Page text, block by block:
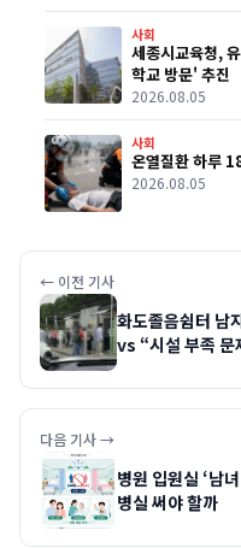
사회
세종시교육청,
학교 방문' 추진
2026.08.05
사회
온열질환 하루
2026.08.05
← 이전 기사
화도졸음쉼터 남
vs “시설 부족 문
다음 기사 →
병원 입원실 ‘남
병실 써야 할까